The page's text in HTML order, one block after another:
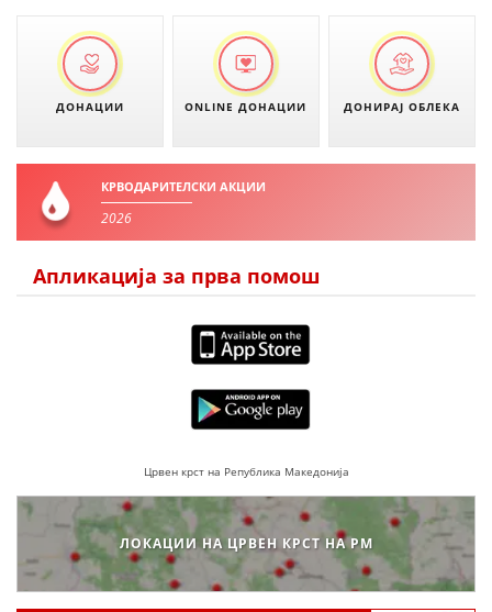
ЗНАЧЕЊЕ НА СЛУЖБАТА ЗА БАРАЊЕ
ФОРМУЛАРИ ЗА БАРАЊА
ЗА НАС
ДЕЈСТВУВАЊЕ
ПРИРАЧНИЦИ
ДОНАЦИИ ONLINE ДОНАЦИИ ДОНИРАЈ ОБЛЕКА
КРВОДАРИТЕЛСКИ АКЦИИ
2026
Апликација за прва помош
Црвен крст на Република Македонија
ЛОКАЦИИ НА ЦРВЕН КРСТ НА РМ